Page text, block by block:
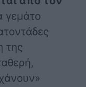
γεμάτο
της